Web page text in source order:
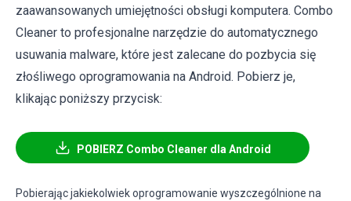
zaawansowanych umiejętności obsługi komputera. Combo
Cleaner to profesjonalne narzędzie do automatycznego
usuwania malware, które jest zalecane do pozbycia się
złośliwego oprogramowania na Android. Pobierz je,
klikając poniższy przycisk:
POBIERZ Combo Cleaner dla Android
Pobierając jakiekolwiek oprogramowanie wyszczególnione na